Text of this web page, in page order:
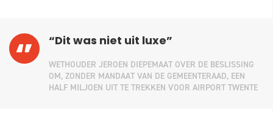
“Dit was niet uit luxe”
WETHOUDER JEROEN DIEPEMAAT OVER DE BESLISSING
OM, ZONDER MANDAAT VAN DE GEMEENTERAAD, EEN
HALF MILJOEN UIT TE TREKKEN VOOR AIRPORT TWENTE